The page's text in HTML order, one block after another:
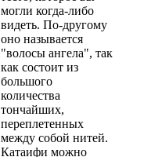
могли когда-либо
видеть. По-другому
оно называется
"волосы ангела", так
как состоит из
большого
количества
тончайших,
переплетенных
между собой нитей.
Катаифи можно